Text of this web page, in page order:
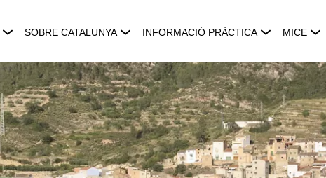
SOBRE CATALUNYA INFORMACIÓ PRÀCTICA MICE